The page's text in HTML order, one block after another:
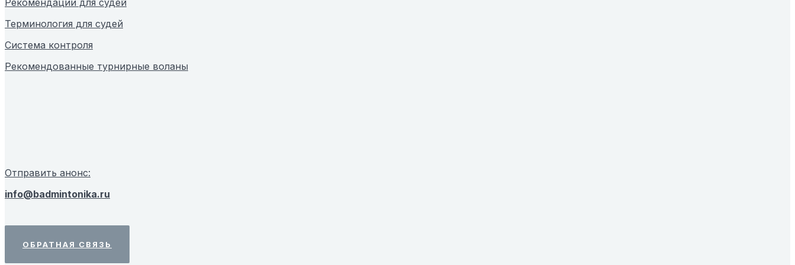
Рекомендации для судей
Терминология для судей
Система контроля
Рекомендованные турнирные воланы
Отправить анонс:
info@badmintonika.ru
ОБРАТНАЯ СВЯЗЬ